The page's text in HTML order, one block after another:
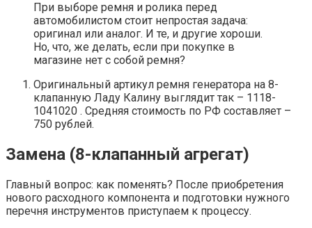
При выборе ремня и ролика перед
автомобилистом стоит непростая задача:
оригинал или аналог. И те, и другие хороши.
Но, что, же делать, если при покупке в
магазине нет с собой ремня?
Оригинальный артикул ремня генератора на 8-
клапанную Ладу Калину выглядит так – 1118-
1041020 . Средняя стоимость по РФ составляет –
750 рублей.
Замена (8-клапанный агрегат)
Главный вопрос: как поменять? После приобретения
нового расходного компонента и подготовки нужного
перечня инструментов приступаем к процессу.